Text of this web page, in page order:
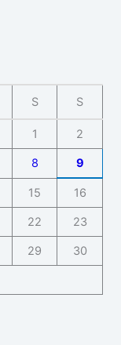
S S
1 2
8 9
15 16
22 23
29 30